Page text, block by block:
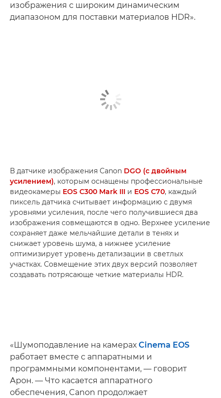
изображения с широким динамическим
диапазоном для поставки материалов HDR».
В датчике изображения Canon DGO (с двойным
усилением), которым оснащены профессиональные
видеокамеры EOS C300 Mark III и EOS C70, каждый
пиксель датчика считывает информацию с двумя
уровнями усиления, после чего получившиеся два
изображения совмещаются в одно. Верхнее усиление
сохраняет даже мельчайшие детали в тенях и
снижает уровень шума, а нижнее усиление
оптимизирует уровень детализации в светлых
участках. Совмещение этих двух версий позволяет
создавать потрясающе четкие материалы HDR.
«Шумоподавление на камерах Cinema EOS
работает вместе с аппаратными и
программными компонентами, — говорит
Арон. — Что касается аппаратного
обеспечения, Canon продолжает